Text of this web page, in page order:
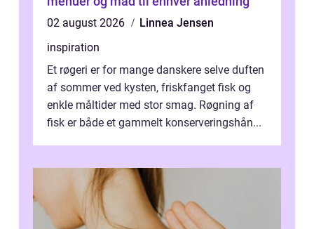
02 august 2026
Linnea Jensen
inspiration
Et røgeri er for mange danskere selve duften
af sommer ved kysten, friskfanget fisk og
enkle måltider med stor smag. Røgning af
fisk er både et gammelt konserveringshån...